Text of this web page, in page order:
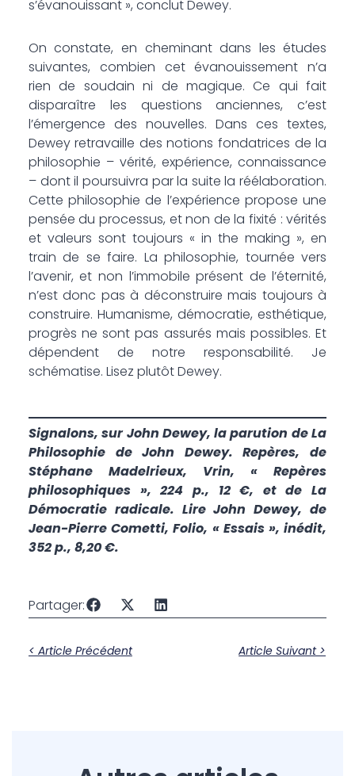
s’évanouissant », conclut Dewey.
On constate, en cheminant dans les études
suivantes, combien cet évanouissement n’a
rien de soudain ni de magique. Ce qui fait
disparaître les questions anciennes, c’est
l’émergence des nouvelles. Dans ces textes,
Dewey retravaille des notions fondatrices de la
­philosophie – vérité, expérience, ­connaissance
– dont il poursuivra par la suite la réélaboration.
Cette philosophie de l’expérience propose une
pensée du processus, et non de la fixité : vérités
et valeurs sont toujours « in the making », en
train de se faire. La philosophie, tournée vers
l’avenir, et non l’immobile présent de l’éternité,
n’est donc pas à déconstruire mais toujours à
construire. Humanisme, démocratie, esthétique,
progrès ne sont pas assurés mais possibles. Et
dépendent de notre responsabilité. Je
schématise. Lisez plutôt Dewey.
Signalons, sur John Dewey, la parution de La
Philosophie de John Dewey. Repères, de
Stéphane Madelrieux, Vrin, « Repères
philosophiques », 224 p., 12 €, et de La
Démocratie radicale. Lire John Dewey, de
Jean-Pierre Cometti, Folio, « Essais », inédit,
352 p., 8,20 €.
Partager:
< Article Précédent Article Suivant >